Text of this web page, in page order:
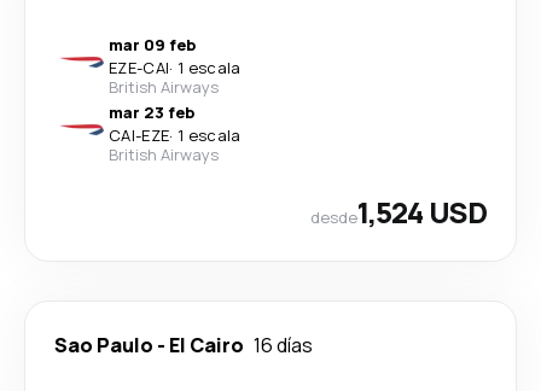
mar 09 feb
EZE-CAI· 1 escala
British Airways
mar 23 feb
CAI-EZE· 1 escala
British Airways
desde1,524 USD
Sao Paulo - El Cairo 16 días